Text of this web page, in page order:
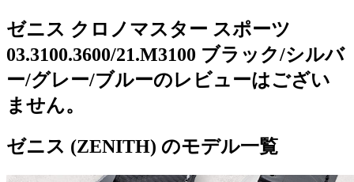
ゼニス クロノマスター スポーツ
03.3100.3600/21.M3100 ブラック/シルバ
ー/グレー/ブルーのレビューはござい
ません。
ゼニス (ZENITH) のモデル一覧